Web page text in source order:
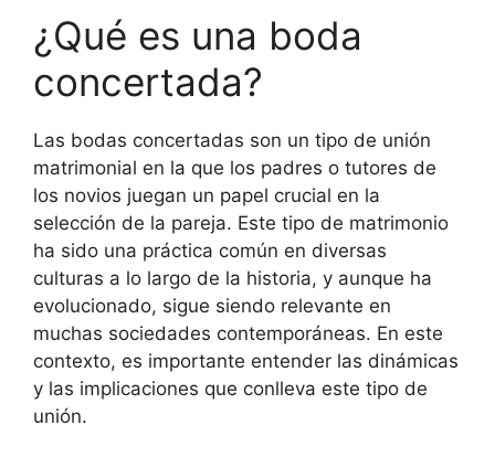
¿Qué es una boda
concertada?
Las bodas concertadas son un tipo de unión
matrimonial en la que los padres o tutores de
los novios juegan un papel crucial en la
selección de la pareja. Este tipo de matrimonio
ha sido una práctica común en diversas
culturas a lo largo de la historia, y aunque ha
evolucionado, sigue siendo relevante en
muchas sociedades contemporáneas. En este
contexto, es importante entender las dinámicas
y las implicaciones que conlleva este tipo de
unión.